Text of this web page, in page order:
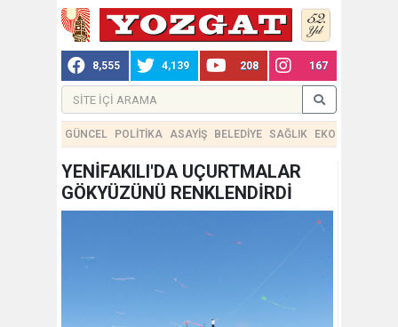
8,555 4,139 208 167
GÜNCEL POLİTİKA ASAYİŞ BELEDİYE SAĞLIK EKONOMİ
YENİFAKILI'DA UÇURTMALAR
GÖKYÜZÜNÜ RENKLENDİRDİ